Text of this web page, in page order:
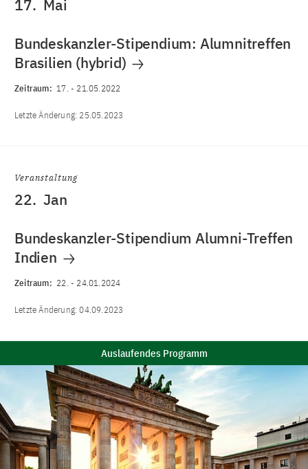
17. Mai
Bundeskanzler-Stipendium: Alumnitreffen
Brasilien (hybrid)
Zeitraum: 17. - 21.05.2022
Letzte Änderung: 25.05.2023
Veranstaltung
22. Jan
Bundeskanzler-Stipendium Alumni-Treffen
Indien
Zeitraum: 22. - 24.01.2024
Letzte Änderung:04.09.2023
Auslaufendes Programm